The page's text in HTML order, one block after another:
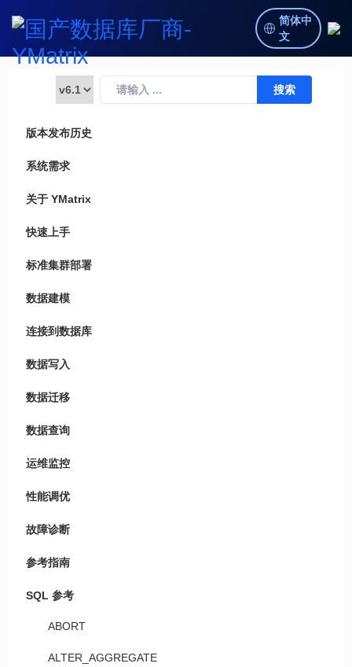
简体中
文
版本发布历史
系统需求
关于 YMatrix
快速上手
标准集群部署
数据建模
连接到数据库
数据写入
数据迁移
数据查询
运维监控
性能调优
故障诊断
参考指南
SQL 参考
ABORT
ALTER_AGGREGATE